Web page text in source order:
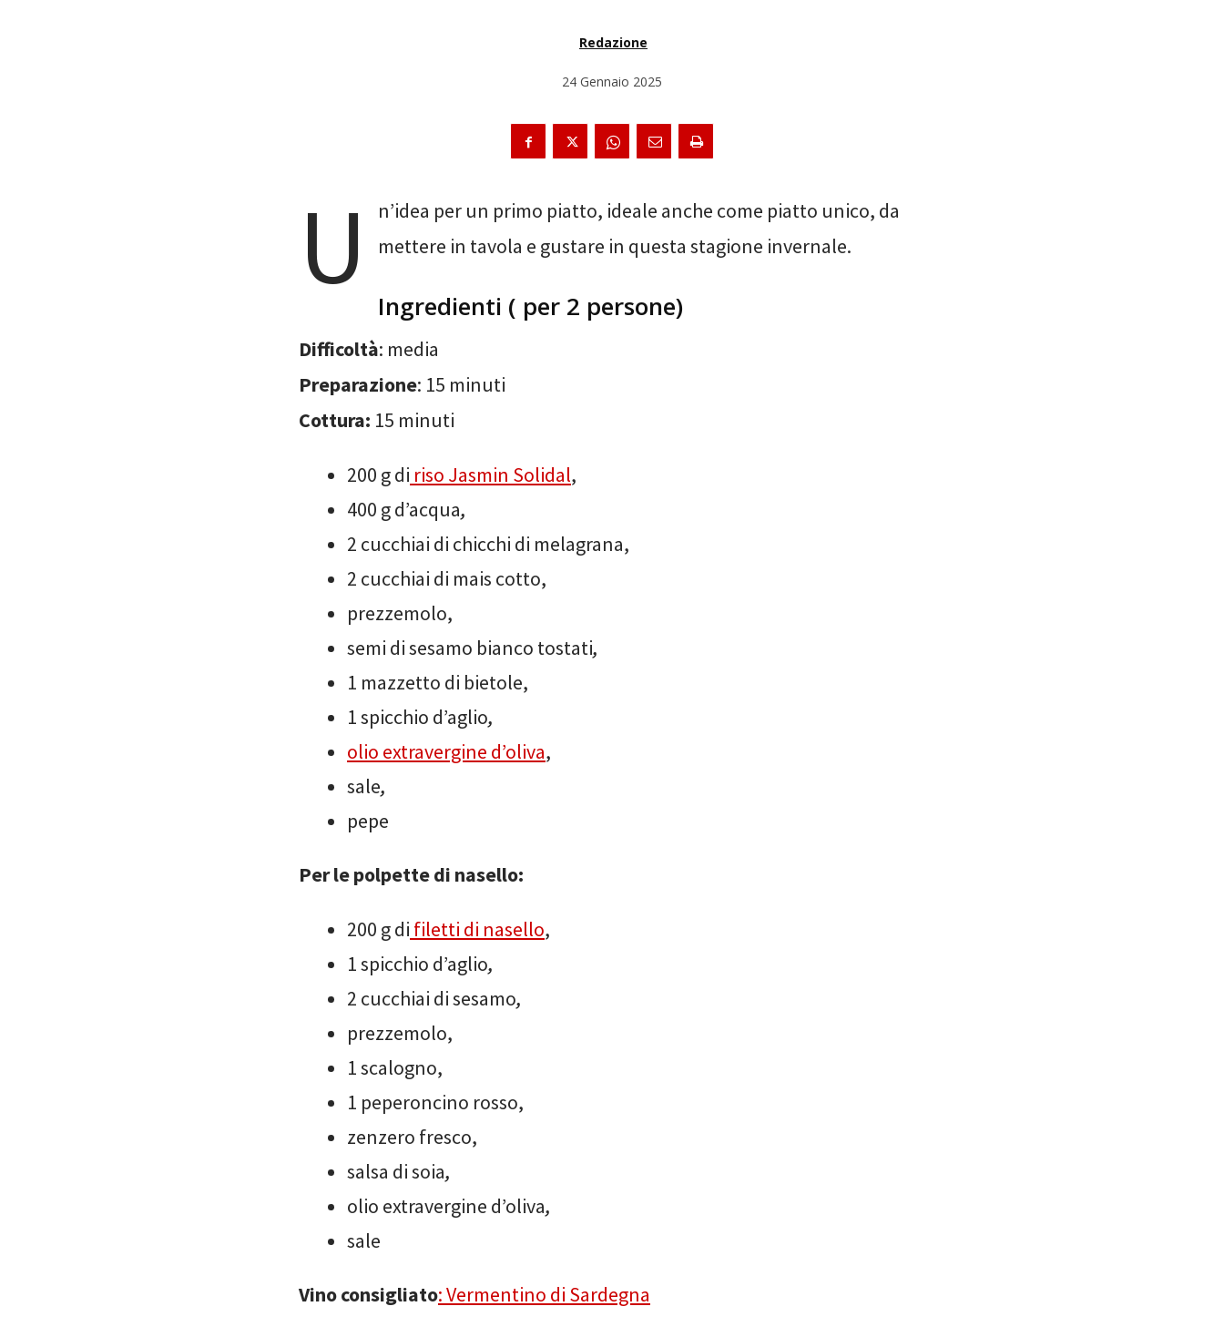
Redazione
24 Gennaio 2025
U
n’idea per un primo piatto, ideale anche come piatto unico, da
mettere in tavola e gustare in questa stagione invernale.
Ingredienti ( per 2 persone)
Difficoltà: media
Preparazione: 15 minuti
Cottura: 15 minuti
200 g di riso Jasmin Solidal,
400 g d’acqua,
2 cucchiai di chicchi di melagrana,
2 cucchiai di mais cotto,
prezzemolo,
semi di sesamo bianco tostati,
1 mazzetto di bietole,
1 spicchio d’aglio,
olio extravergine d’oliva,
sale,
pepe
Per le polpette di nasello:
200 g di filetti di nasello,
1 spicchio d’aglio,
2 cucchiai di sesamo,
prezzemolo,
1 scalogno,
1 peperoncino rosso,
zenzero fresco,
salsa di soia,
olio extravergine d’oliva,
sale
Vino consigliato:Vermentino di Sardegna